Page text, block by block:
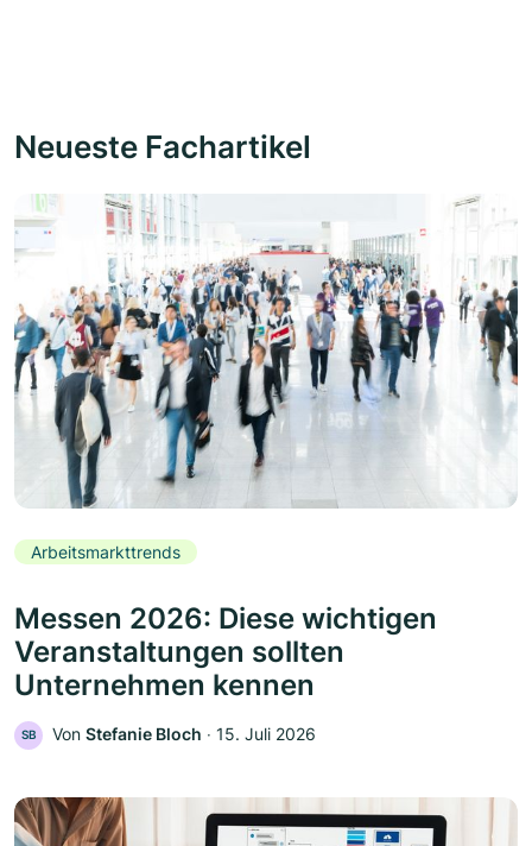
Neueste Fachartikel
Arbeitsmarkttrends
Messen 2026: Diese wichtigen
Veranstaltungen sollten
Unternehmen kennen
SB Von Stefanie Bloch ‧ 15. Juli 2026